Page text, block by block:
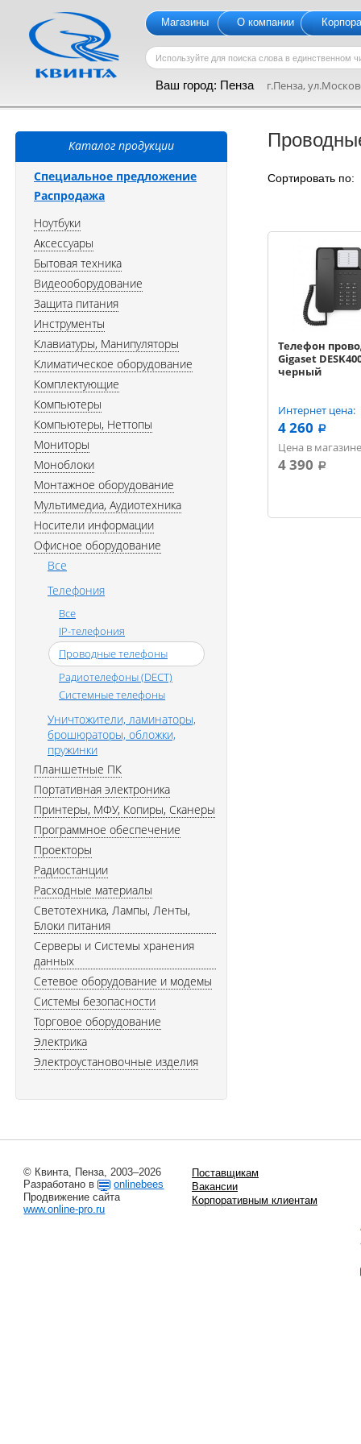
Магазины О компании
Ваш город: Пенза г.Пенза,
Сортировать
Телефон
Gigaset
черный
Интернет цена:
4 260 a
Цена в
4 390 a
Каталог продукции
Специальное предложение
Распродажа
Ноутбуки
Аксессуары
Бытовая техника
Видеооборудование
Защита питания
Инструменты
Клавиатуры, Манипуляторы
Климатическое оборудование
Комплектующие
Компьютеры
Компьютеры, Неттопы
Мониторы
Моноблоки
Монтажное оборудование
Мультимедиа, Аудиотехника
Носители информации
Офисное оборудование
Все
Телефония
Все
IP-телефония
Проводные телефоны
Радиотелефоны (DECT)
Системные телефоны
Уничтожители, ламинаторы,
брошюраторы, обложки,
пружинки
Планшетные ПК
Портативная электроника
Принтеры, МФУ, Копиры, Сканеры
Программное обеспечение
Проекторы
Радиостанции
Расходные материалы
Светотехника, Лампы, Ленты,
Блоки питания
Серверы и Системы хранения
данных
Сетевое оборудование и модемы
Системы безопасности
Торговое оборудование
Электрика
Электроустановочные изделия
© Квинта, Пенза, 2003–2026
Разработано в
onlinebees
Продвижение сайта
www.online-pro.ru
Поставщикам
Вакансии
Корпоративным клиентам